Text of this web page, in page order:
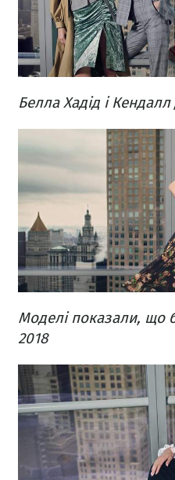
Белла Хадід і
Моделі показали, що
2018